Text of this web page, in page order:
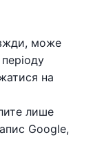
може
на
лише
Google,